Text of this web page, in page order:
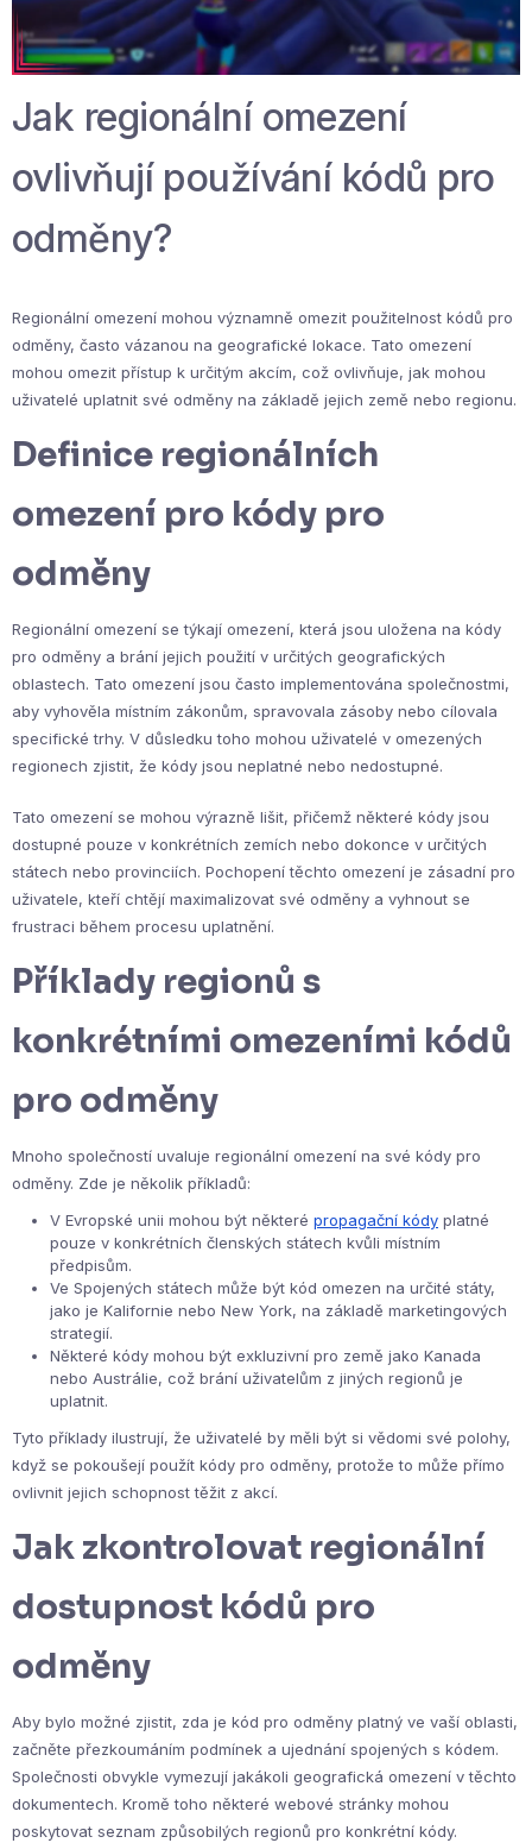
Jak regionální omezení
ovlivňují používání kódů pro
odměny?
Regionální omezení mohou významně omezit použitelnost kódů pro
odměny, často vázanou na geografické lokace. Tato omezení
mohou omezit přístup k určitým akcím, což ovlivňuje, jak mohou
uživatelé uplatnit své odměny na základě jejich země nebo regionu.
Definice regionálních
omezení pro kódy pro
odměny
Regionální omezení se týkají omezení, která jsou uložena na kódy
pro odměny a brání jejich použití v určitých geografických
oblastech. Tato omezení jsou často implementována společnostmi,
aby vyhověla místním zákonům, spravovala zásoby nebo cílovala
specifické trhy. V důsledku toho mohou uživatelé v omezených
regionech zjistit, že kódy jsou neplatné nebo nedostupné.
Tato omezení se mohou výrazně lišit, přičemž některé kódy jsou
dostupné pouze v konkrétních zemích nebo dokonce v určitých
státech nebo provinciích. Pochopení těchto omezení je zásadní pro
uživatele, kteří chtějí maximalizovat své odměny a vyhnout se
frustraci během procesu uplatnění.
Příklady regionů s
konkrétními omezeními kódů
pro odměny
Mnoho společností uvaluje regionální omezení na své kódy pro
odměny. Zde je několik příkladů:
V Evropské unii mohou být některé propagační kódy platné
pouze v konkrétních členských státech kvůli místním
předpisům.
Ve Spojených státech může být kód omezen na určité státy,
jako je Kalifornie nebo New York, na základě marketingových
strategií.
Některé kódy mohou být exkluzivní pro země jako Kanada
nebo Austrálie, což brání uživatelům z jiných regionů je
uplatnit.
Tyto příklady ilustrují, že uživatelé by měli být si vědomi své polohy,
když se pokoušejí použít kódy pro odměny, protože to může přímo
ovlivnit jejich schopnost těžit z akcí.
Jak zkontrolovat regionální
dostupnost kódů pro
odměny
Aby bylo možné zjistit, zda je kód pro odměny platný ve vaší oblasti,
začněte přezkoumáním podmínek a ujednání spojených s kódem.
Společnosti obvykle vymezují jakákoli geografická omezení v těchto
dokumentech. Kromě toho některé webové stránky mohou
poskytovat seznam způsobilých regionů pro konkrétní kódy.